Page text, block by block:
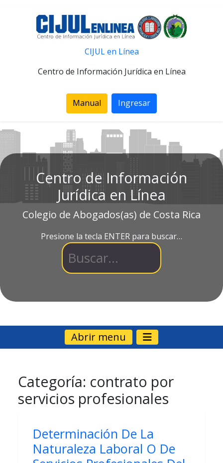
CIJUL en Línea
Centro de Información Jurídica en Línea
Manual Ingresar
Centro de Información
Jurídica en Línea
Colegio de Abogados(as) de Costa Rica
Presione la tecla ENTER para buscar…
Abrir menu
Categoría: contrato por
servicios profesionales
Determinación De La
Naturaleza Laboral O De